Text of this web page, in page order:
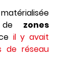
de zones
il y avait
de réseau